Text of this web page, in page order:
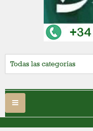
Navegación
Toggle